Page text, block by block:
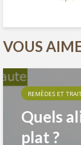
VOUS
REMÈDES ET
Quels
plat ?